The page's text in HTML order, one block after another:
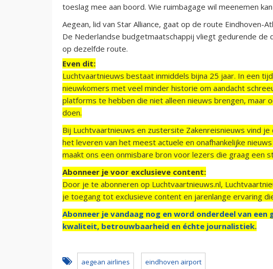
toeslag mee aan boord. Wie ruimbagage wil meenemen
Aegean, lid van Star Alliance, gaat op de route Eindhoven-
De Nederlandse budgetmaatschappij vliegt gedurende de
op dezelfde route.
Even dit:
Luchtvaartnieuws bestaat inmiddels bijna 25 jaar. In een
nieuwkomers met veel minder historie om aandacht
platforms te hebben die niet alleen nieuws brengen, maar
doen.
Bij Luchtvaartnieuws en zustersite Zakenreisnieuws vind
het leveren van het meest actuele en onafhankelijke
maakt ons een onmisbare bron voor lezers die graag een
Abonneer je voor exclusieve content:
Door je te abonneren op Luchtvaartnieuws.nl,
je toegang tot exclusieve content en jarenlange ervaring
Abonneer je vandaag nog en word onderdeel van een
kwaliteit, betrouwbaarheid en échte journalistiek.
aegean airlines eindhoven airport